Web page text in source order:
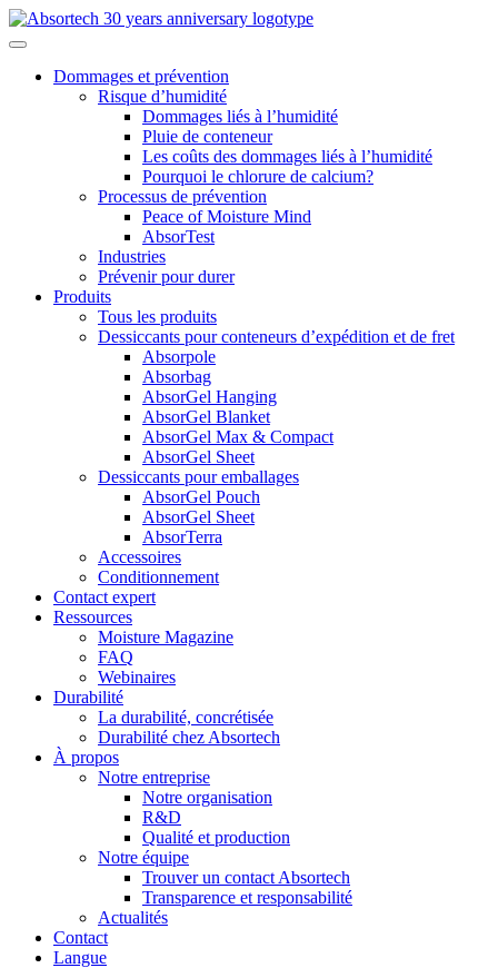
Skip
to
Dommages et prévention
Risque d’humidité
Dommages liés à l’humidité
Pluie de conteneur
Les coûts des dommages liés à l’humidité
Pourquoi le chlorure de calcium?
Processus de prévention
Peace of Moisture Mind
AbsorTest
Industries
Prévenir pour durer
Produits
Tous les produits
Dessiccants pour conteneurs d’expédition et de fret
Absorpole
Absorbag
AbsorGel Hanging
AbsorGel Blanket
AbsorGel Max & Compact
AbsorGel Sheet
Dessiccants pour emballages
AbsorGel Pouch
AbsorGel Sheet
AbsorTerra
Accessoires
Conditionnement
Contact expert
Ressources
Moisture Magazine
FAQ
Webinaires
Durabilité
La durabilité, concrétisée
Durabilité chez Absortech
À propos
Notre entreprise
Notre organisation
R&D
Qualité et production
Notre équipe
Trouver un contact Absortech
Transparence et responsabilité
Actualités
Contact
Langue